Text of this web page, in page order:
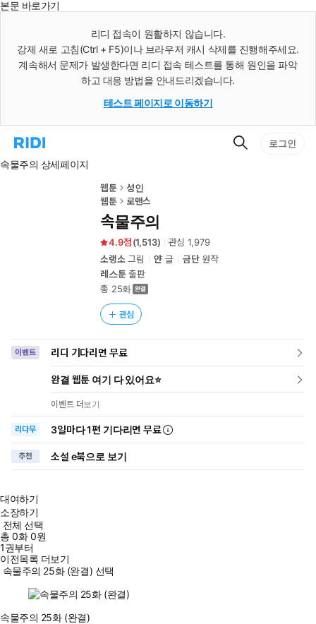
본문 바로가기
리디 접속이 원활하지 않습니다.
강제 새로 고침(Ctrl + F5)이나 브라우저 캐시 삭제를 진행해주세요.
계속해서 문제가 발생한다면 리디 접속 테스트를 통해 원인을 파악
하고 대응 방법을 안내드리겠습니다.
테스트 페이지로 이동하기
리
홈
검
로그인
속물주의 상세페이지
웹툰
성인
웹툰
로맨스
속물주의
4.9 (1,513) 관심1,979
소랭소그림 얀 글 금단원작
레스툰출판
총 25화
관심
이벤트 리디 기다리면 무료
완결 웹툰 여기 다 있어요⭐
이벤트 더보기
리다무 3일마다1편 기다리면 무료
추천 소설 e북으로 보기
대여하기
소장하기
전체 선택
총0화0원
1권부터
이전목록 더보기
속물주의 25화 (완결) 선택
속물주의 25화 (완결)